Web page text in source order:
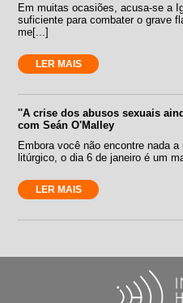
Em muitas ocasiões, acusa-se a
suficiente para combater o grave
me[...]
LER MAIS
''A crise dos abusos sexuais
com Seán O'Malley
Embora você não encontre nada
litúrgico, o dia 6 de janeiro é um
LER MAIS